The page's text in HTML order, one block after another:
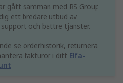
gått samman med RS Group
ett bredare utbud av
support och bättre tjänster.
se orderhistorik, returnera
fakturor i ditt Elfa-